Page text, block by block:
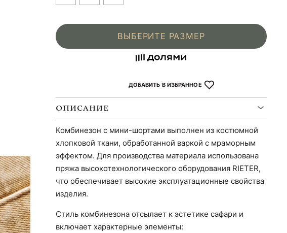
ВЫБЕРИТЕ РАЗМЕР
ДОБАВИТЬ В ИЗБРАННОЕ
ОПИСАНИЕ
Комбинезон с мини-шортами выполнен из костюмной
хлопковой ткани, обработанной варкой с мраморным
эффектом. Для производства материала использована
пряжа высокотехнологического оборудования RIETER,
что обеспечивает высокие эксплуатационные свойства
изделия.
Стиль комбинезона отсылает к эстетике сафари и
включает характерные элементы: